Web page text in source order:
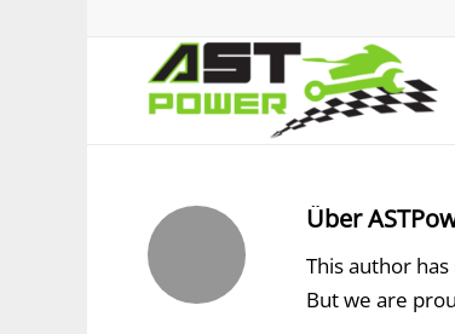
Über
This author
But we are